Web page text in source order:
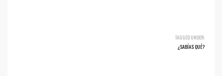
TAGGED UNDER:
¿SABÍAS QUÉ?